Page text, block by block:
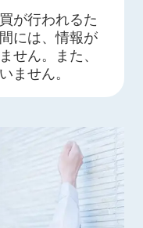
が行われるた
には、情報が
せん。また、
ません。